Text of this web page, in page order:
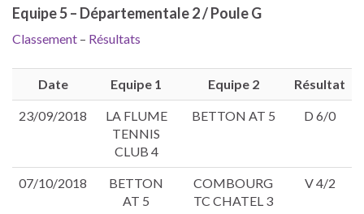
Equipe 5 – Départementale 2 / Poule G
Classement – Résultats
Date Equipe 1 Equipe 2 Résultat
23/09/2018
LA FLUME
TENNIS
CLUB 4
BETTON AT 5 D 6/0
07/10/2018
BETTON
AT 5
COMBOURG
TC CHATEL 3
V 4/2